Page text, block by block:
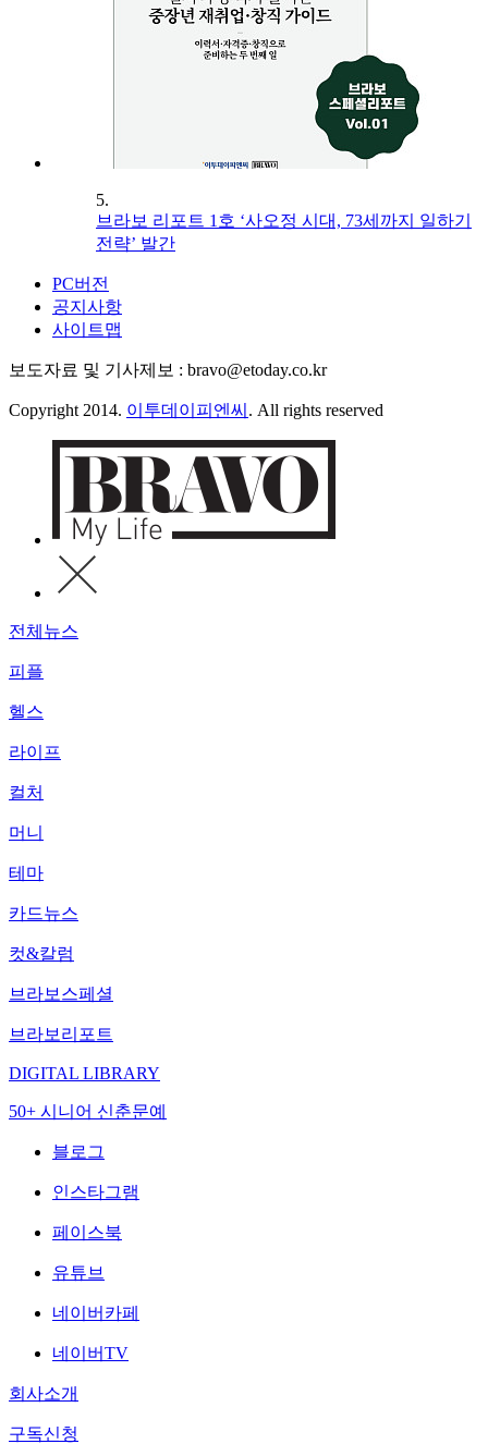
5.
브라보 리포트 1호 ‘사오정 시대, 73세까지 일하기
전략’ 발간
PC버전
공지사항
사이트맵
보도자료 및 기사제보 : bravo@etoday.co.kr
Copyright 2014. 이투데이피엔씨 . All rights reserved
전체뉴스
피플
헬스
라이프
컬처
머니
테마
카드뉴스
컷&칼럼
브라보스페셜
브라보리포트
DIGITAL LIBRARY
50+ 시니어 신춘문예
블로그
인스타그램
페이스북
유튜브
네이버카페
네이버TV
회사소개
구독신청